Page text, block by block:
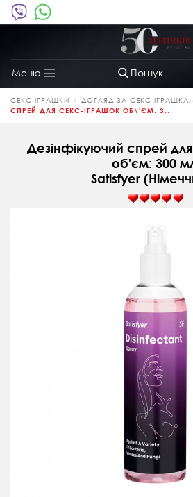
Пошук
Меню
Toggle
navigation
СЕКС ІГРАШКИ ДОГЛЯД ЗА СЕКС
СПРЕЙ ДЛЯ СЕКС-ІГРАШОК ОБ\'ЄМ: 3...
Дезінфікуючий спрей
об'єм: 300
Satisfyer